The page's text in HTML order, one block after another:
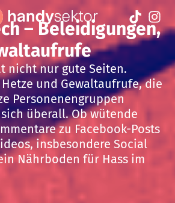
– Beleidigungen,
nicht nur gute Seiten.
und Gewaltaufrufe, die
Personenengruppen
überall. Ob wütende
zu Facebook-Posts
insbesondere Social
Nährboden für Hass im